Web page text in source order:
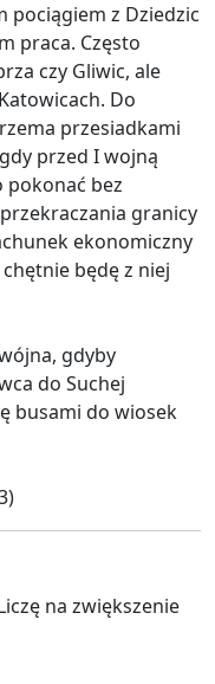
pociągiem z Dziedzic
praca. Często
czy Gliwic, ale
Do
przesiadkami
przed I wojną
pokonać bez
granicy
ekonomiczny
będę z niej
gdyby
do Suchej
busami do wiosek
na zwiększenie